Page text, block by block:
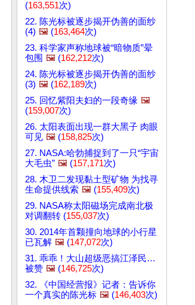
(163,551次)
22. 陈光标被逐步揭开伪善的面纱
(4) 🖼️ (163,464次)
23. 科学家声称地球被“暗物质”晕
包围 🖼️ (162,212次)
24. 陈光标被逐步揭开伪善的面纱
(3) 🖼️ (162,189次)
25. 回忆紫阳夫妇的一段奇缘 🖼️
(159,007次)
26. 太阳表面出现一群大黑子 肉眼
可见 🖼️ (158,825次)
27. NASA:哈勃捕捉到了一只“宇宙
大毛虫” 🖼️ (157,171次)
28. 木卫二发现黏土型矿物 为找寻
生命提供线索 🖼️ (155,409次)
29. NASA称太阳磁场完成南北极
对调翻转 (155,037次)
30. 2014年首颗撞向地球的小行星
已瓦解 🖼️ (147,072次)
31. 乖乖！大山超级恶搞江泽民…
被赞 🖼️ (146,725次)
32. 《中国经营报》记者：告诉你
一个真实的陈光标 🖼️ (146,403次)